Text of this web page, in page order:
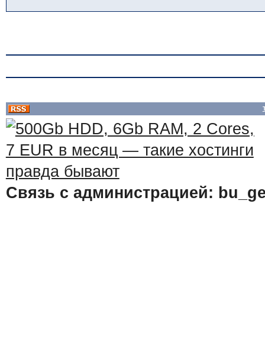
Связь с администрацией: